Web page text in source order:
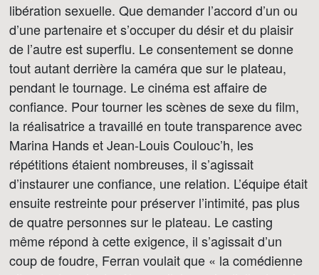
libération sexuelle. Que demander l’accord d’un ou
d’une partenaire et s’occuper du désir et du plaisir
de l’autre est superflu. Le consentement se donne
tout autant derrière la caméra que sur le plateau,
pendant le tournage. Le cinéma est affaire de
confiance. Pour tourner les scènes de sexe du film,
la réalisatrice a travaillé en toute transparence avec
Marina Hands et Jean-Louis Coulouc’h, les
répétitions étaient nombreuses, il s’agissait
d’instaurer une confiance, une relation. L’équipe était
ensuite restreinte pour préserver l’intimité, pas plus
de quatre personnes sur le plateau. Le casting
même répond à cette exigence, il s’agissait d’un
coup de foudre, Ferran voulait que « la comédienne